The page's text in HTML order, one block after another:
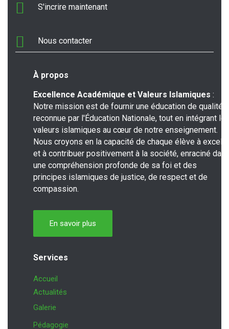
S'incrire maintenant
Nous contacter
À propos
Excellence Académique et Valeurs Islamiques :
Notre mission est de fournir une éducation de qualité,
reconnue par l'Éducation Nationale, tout en intégrant
valeurs islamiques au cœur de notre enseignement.
Nous croyons en la capacité de chaque élève à
et à contribuer positivement à la société, enraciné
une compréhension profonde de sa foi et des
principes islamiques de justice, de respect et de
compassion.
En savoir plus
Services
Accueil
Actualités
Galerie
Pédagogie